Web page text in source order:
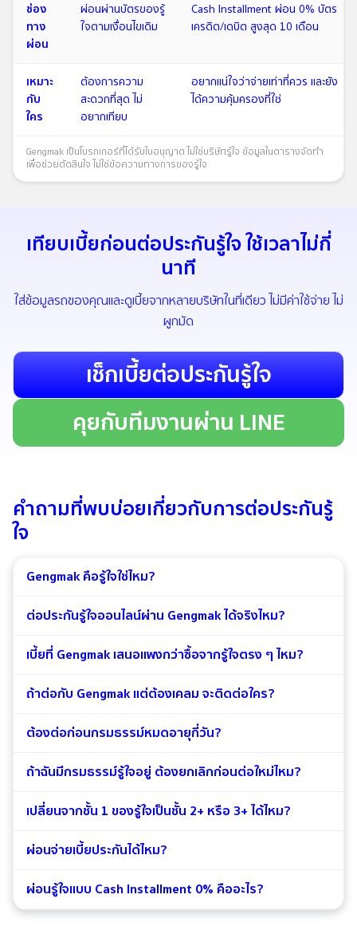
ช่อง
ทาง
ผ่อน
ผ่อนผ่านบัตรของรู้
ใจตามเงื่อนไขเดิม
Cash Installment ผ่อน 0% บัตร
เครดิต/เดบิต สูงสุด 10 เดือน
เหมาะ
กับ
ใคร
ต้องการความ
สะดวกที่สุด ไม่
อยากเทียบ
อยากแน่ใจว่าจ่ายเท่าที่ควร และยัง
ได้ความคุ้มครองที่ใช่
Gengmak เป็นโบรกเกอร์ที่ได้รับใบอนุญาต ไม่ใช่บริษัทรู้ใจ ข้อมูลในตารางจัดทำ
เพื่อช่วยตัดสินใจ ไม่ใช่ข้อความทางการของรู้ใจ
เทียบเบี้ยก่อนต่อประกันรู้ใจ ใช้เวลาไม่กี่
นาที
ใส่ข้อมูลรถของคุณและดูเบี้ยจากหลายบริษัทในที่เดียว ไม่มีค่าใช้จ่าย ไม่
ผูกมัด
เช็กเบี้ยต่อประกันรู้ใจ
คุยกับทีมงานผ่าน LINE
คำถามที่พบบ่อยเกี่ยวกับการต่อประกันรู้
ใจ
Gengmak คือรู้ใจใช่ไหม?
ต่อประกันรู้ใจออนไลน์ผ่าน Gengmak ได้จริงไหม?
เบี้ยที่ Gengmak เสนอแพงกว่าซื้อจากรู้ใจตรง ๆ ไหม?
ถ้าต่อกับ Gengmak แต่ต้องเคลม จะติดต่อใคร?
ต้องต่อก่อนกรมธรรม์หมดอายุกี่วัน?
ถ้าฉันมีกรมธรรม์รู้ใจอยู่ ต้องยกเลิกก่อนต่อใหม่ไหม?
เปลี่ยนจากชั้น 1 ของรู้ใจเป็นชั้น 2+ หรือ 3+ ได้ไหม?
ผ่อนจ่ายเบี้ยประกันได้ไหม?
ผ่อนรู้ใจแบบ Cash Installment 0% คืออะไร?